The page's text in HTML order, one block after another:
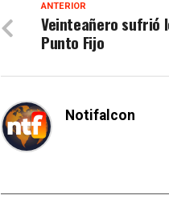
ANTERIOR
Veinteañero sufrió
Punto Fijo
Notifalcon